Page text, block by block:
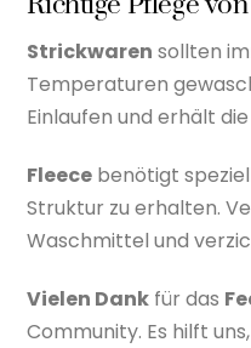
Strickwaren sollten
Temperaturen
Einlaufen und erhält
Fleece benötigt
Struktur zu erhalten.
Waschmittel und
Vielen Dank für das
Community. Es hilft